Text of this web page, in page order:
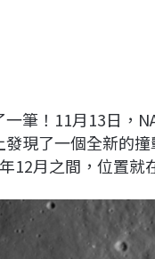
筆！11月13日，
現了一個全新的
12月之間，位置就